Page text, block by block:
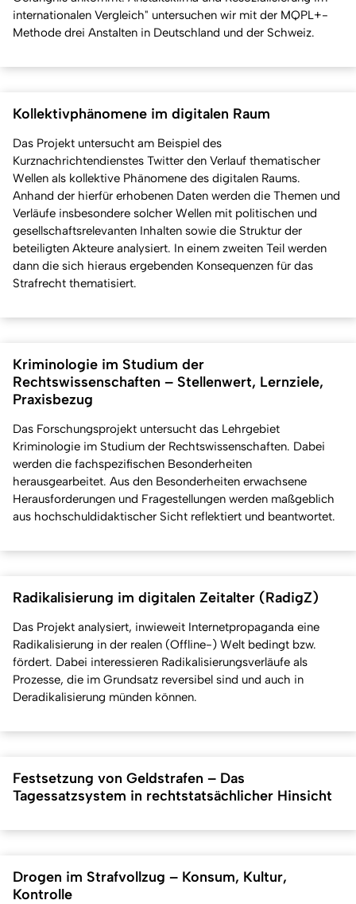
internationalen Vergleich" untersuchen wir mit der MQPL+-
Methode drei Anstalten in Deutschland und der Schweiz.
Kollektivphänomene im digitalen Raum
Das Projekt untersucht am Beispiel des
Kurznachrichtendienstes Twitter den Verlauf thematischer
Wellen als kollektive Phänomene des digitalen Raums.
Anhand der hierfür erhobenen Daten werden die Themen und
Verläufe insbesondere solcher Wellen mit politischen und
gesellschaftsrelevanten Inhalten sowie die Struktur der
beteiligten Akteure analysiert. In einem zweiten Teil werden
dann die sich hieraus ergebenden Konsequenzen für das
Strafrecht thematisiert.
Kriminologie im Studium der
Rechtswissenschaften – Stellenwert, Lernziele,
Praxisbezug
Das Forschungsprojekt untersucht das Lehrgebiet
Kriminologie im Studium der Rechtswissenschaften. Dabei
werden die fachspezifischen Besonderheiten
herausgearbeitet. Aus den Besonderheiten erwachsene
Herausforderungen und Fragestellungen werden maßgeblich
aus hochschuldidaktischer Sicht reflektiert und beantwortet.
Radikalisierung im digitalen Zeitalter (RadigZ)
Das Projekt analysiert, inwieweit Internetpropaganda eine
Radikalisierung in der realen (Offline-) Welt bedingt bzw.
fördert. Dabei interessieren Radikalisierungsverläufe als
Prozesse, die im Grundsatz reversibel sind und auch in
Deradikalisierung münden können.
Festsetzung von Geldstrafen – Das
Tagessatzsystem in rechtstatsächlicher Hinsicht
Drogen im Strafvollzug – Konsum, Kultur,
Kontrolle